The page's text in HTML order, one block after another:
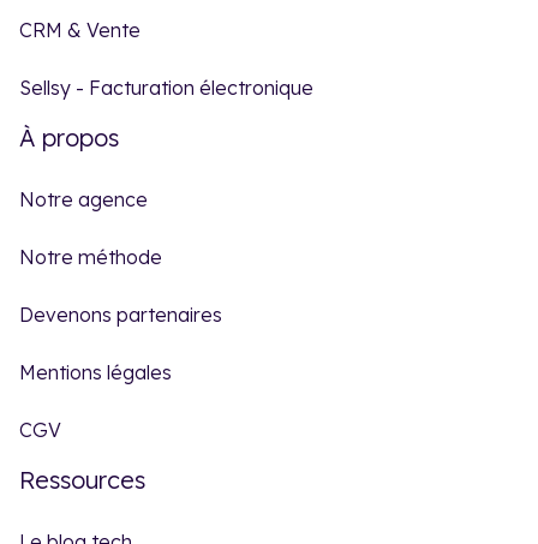
CRM & Vente
Sellsy - Facturation électronique
À propos
Notre agence
Notre méthode
Devenons partenaires
Mentions légales
CGV
Ressources